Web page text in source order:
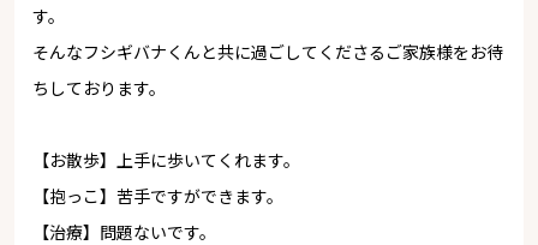
す。
そんなフシギバナくんと共に過ごしてくださるご家族様をお待
ちしております。
【お散歩】上手に歩いてくれます。
【抱っこ】苦手ですができます。
【治療】問題ないです。